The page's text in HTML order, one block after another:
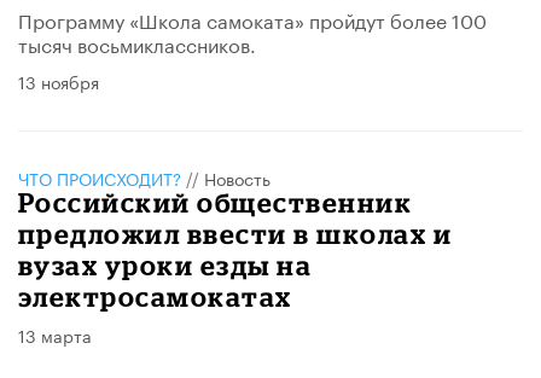
Программу «Школа самоката» пройдут более 100
тысяч восьмиклассников.
13 ноября
ЧТО ПРОИСХОДИТ? // Новость
Российский общественник
предложил ввести в школах и
вузах уроки езды на
электросамокатах
13 марта